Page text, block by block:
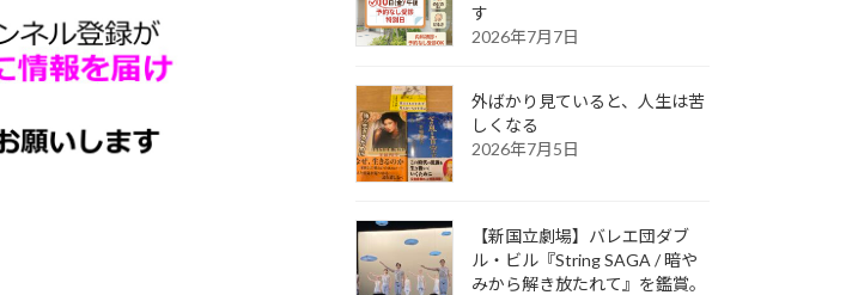
す
2026年7月7日
外ばかり見ていると、人生は苦
しくなる
2026年7月5日
【新国立劇場】バレエ団ダブ
ル・ビル『String SAGA / 暗や
みから解き放たれて』を鑑賞。